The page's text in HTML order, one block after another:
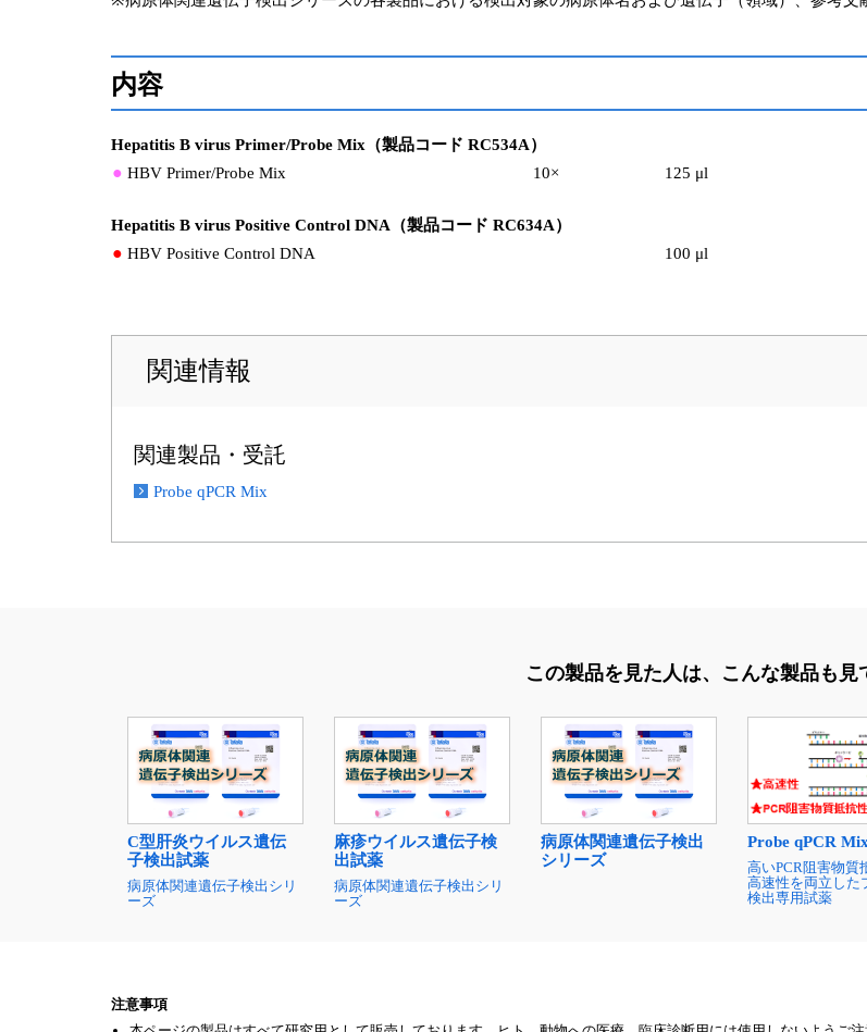
内容
Hepatitis B virus Primer/Probe Mix（製品コード RC534A）
● HBV Primer/Probe Mix 10× 125 μl
Hepatitis B virus Positive Control DNA（製品コード RC634A）
● HBV Positive Control DNA 100 μl
関連情報
関連製品・受託
Probe qPCR Mix
この製品を見た人は、 こんな製品も見
C型肝炎ウイルス遺伝
子検出試薬
病原体関連遺伝子検出シリ
ーズ
麻疹ウイルス遺伝子検
出試薬
病原体関連遺伝子検出シリ
ーズ
病原体関連遺伝子検出
シリーズ
Probe qPCR Mix
高いPCR阻害物質
高速性を両立した
検出専用試薬
注意事項